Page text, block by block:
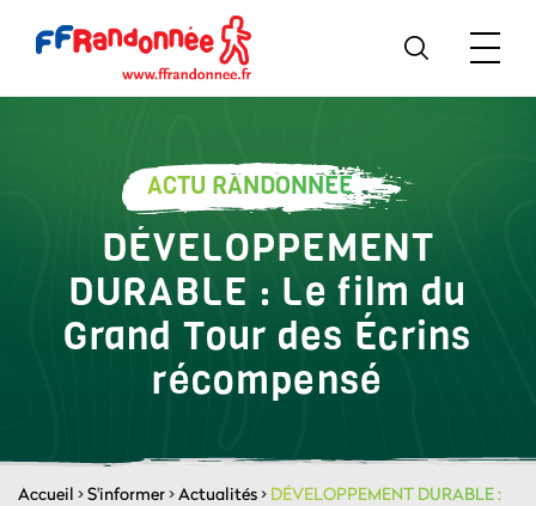
ACTU RANDONNÉE
DÉVELOPPEMENT
DURABLE : Le film du
Grand Tour des Écrins
récompensé
Accueil >S'informer>Actualités> DÉVELOPPEMENT DURABLE :